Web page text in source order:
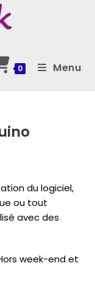
0 Menu
du logiciel,
ou tout
avec des
week-end et